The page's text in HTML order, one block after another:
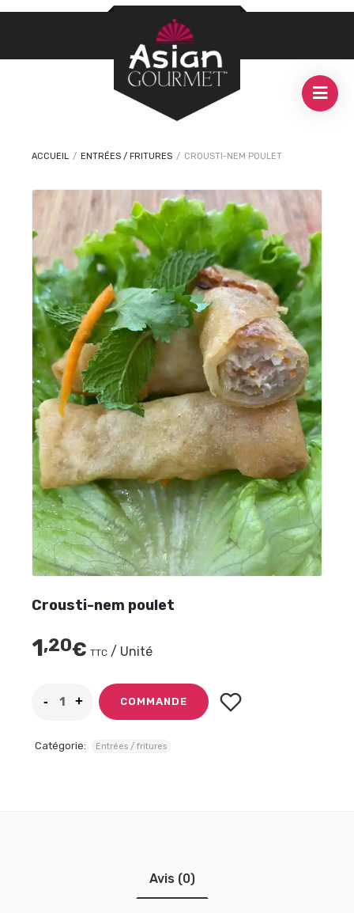
ACCUEIL / ENTRÉES / FRITURES / CROUSTI-NEM POULET
Crousti-nem poulet
1,20€ TTC / Unité
COMMANDE
Catégorie: Entrées / fritures
Avis (0)